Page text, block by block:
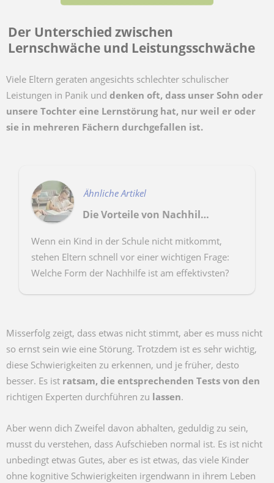
Der Unterschied zwischen
Lernschwäche und Leistungsschwäche
Viele Eltern geraten angesichts schlechter schulischer
Leistungen in Panik und denken oft, dass unser Sohn oder
unsere Tochter eine Lernstörung hat, nur weil er oder
sie in mehreren Fächern durchgefallen ist.
Ähnliche Artikel
Die Vorteile von Nachhilfeunterricht zu Hause
Wenn ein Kind in der Schule nicht mitkommt,
stehen Eltern schnell vor einer wichtigen Frage:
Welche Form der Nachhilfe ist am effektivsten?
Misserfolg zeigt, dass etwas nicht stimmt, aber es muss nicht
so ernst sein wie eine Störung. Trotzdem ist es sehr wichtig,
diese Schwierigkeiten zu erkennen, und je früher, desto
besser. Es ist ratsam, die entsprechenden Tests von den
richtigen Experten durchführen zu lassen.
Aber wenn dich Zweifel davon abhalten, geduldig zu sein,
musst du verstehen, dass Aufschieben normal ist. Es ist nicht
unbedingt etwas Gutes, aber es ist etwas, das viele Kinder
ohne kognitive Schwierigkeiten irgendwann in ihrem Leben